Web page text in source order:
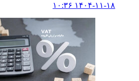
۱۴۰۴-۱۱-۱۸ ۱۰:۳۶